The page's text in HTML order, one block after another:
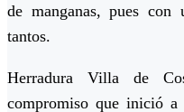
de manganas, pues
tantos.
Herradura Villa de
compromiso que inició a